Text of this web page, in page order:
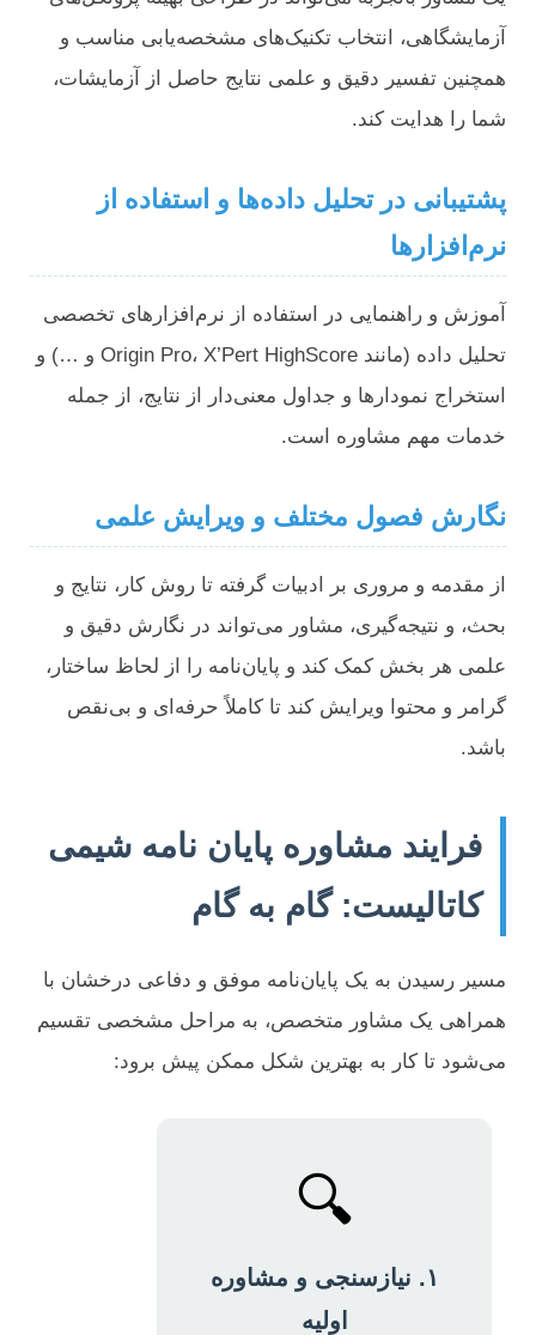
آزمایشگاهی، انتخاب تکنیک‌های مشخصه‌یابی مناسب و
همچنین تفسیر دقیق و علمی نتایج حاصل از آزمایشات،
شما را هدایت کند.
پشتیبانی در تحلیل داده‌ها و استفاده از
نرم‌افزارها
آموزش و راهنمایی در استفاده از نرم‌افزارهای تخصصی
تحلیل داده (مانند Origin Pro، X’Pert HighScore و …) و
استخراج نمودارها و جداول معنی‌دار از نتایج، از جمله
خدمات مهم مشاوره است.
نگارش فصول مختلف و ویرایش علمی
از مقدمه و مروری بر ادبیات گرفته تا روش کار، نتایج و
بحث، و نتیجه‌گیری، مشاور می‌تواند در نگارش دقیق و
علمی هر بخش کمک کند و پایان‌نامه را از لحاظ ساختار،
گرامر و محتوا ویرایش کند تا کاملاً حرفه‌ای و بی‌نقص
باشد.
فرایند مشاوره پایان نامه شیمی
کاتالیست: گام به گام
مسیر رسیدن به یک پایان‌نامه موفق و دفاعی درخشان با
همراهی یک مشاور متخصص، به مراحل مشخصی تقسیم
می‌شود تا کار به بهترین شکل ممکن پیش برود:
🔍
۱. نیازسنجی و مشاوره‌
اولیه